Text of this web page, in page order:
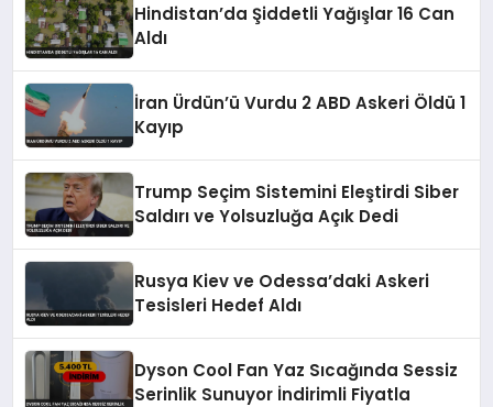
Hindistan’da Şiddetli Yağışlar 16 Can
Aldı
İran Ürdün’ü Vurdu 2 ABD Askeri Öldü 1
Kayıp
Trump Seçim Sistemini Eleştirdi Siber
Saldırı ve Yolsuzluğa Açık Dedi
Rusya Kiev ve Odessa’daki Askeri
Tesisleri Hedef Aldı
Dyson Cool Fan Yaz Sıcağında Sessiz
Serinlik Sunuyor İndirimli Fiyatla